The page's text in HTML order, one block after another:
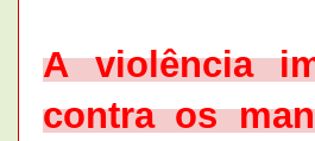
A violência
contra os